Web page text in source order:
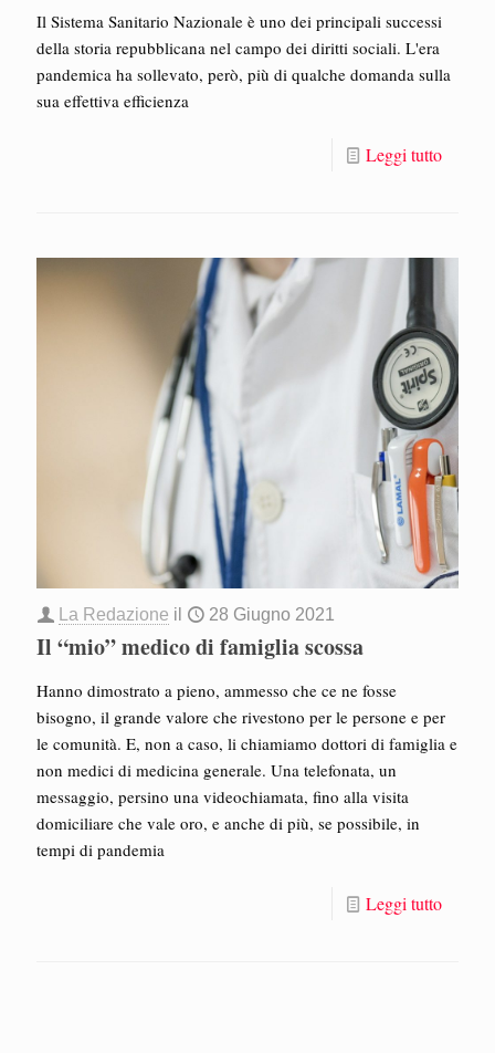
Il Sistema Sanitario Nazionale è uno dei principali successi
della storia repubblicana nel campo dei diritti sociali. L'era
pandemica ha sollevato, però, più di qualche domanda sulla
sua effettiva efficienza
Leggi tutto
La Redazione il 28 Giugno 2021
Il “mio” medico di famiglia scossa
Hanno dimostrato a pieno, ammesso che ce ne fosse
bisogno, il grande valore che rivestono per le persone e per
le comunità. E, non a caso, li chiamiamo dottori di famiglia e
non medici di medicina generale. Una telefonata, un
messaggio, persino una videochiamata, fino alla visita
domiciliare che vale oro, e anche di più, se possibile, in
tempi di pandemia
Leggi tutto